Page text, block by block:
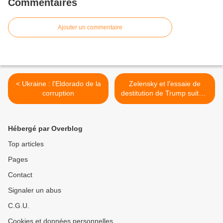
Commentaires
Ajouter un commentaire
< Ukraine : l'Eldorado de la
corruption
Zelensky et l'essaie de
destitution de Trump suite à
sa demande d'enquête sur
Hébergé par Overblog
Top articles
Pages
Contact
Signaler un abus
C.G.U.
Cookies et données personnelles